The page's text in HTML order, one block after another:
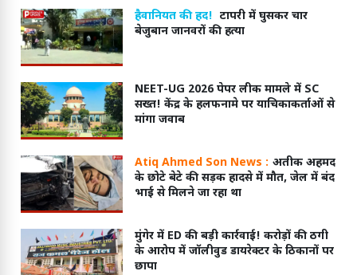
हैवानियत की हद! टापरी में घुसकर चार
बेजुबान जानवरों की हत्या
NEET-UG 2026 पेपर लीक मामले में SC
सख्त! केंद्र के हलफनामे पर याचिकाकर्ताओं से
मांगा जवाब
Atiq Ahmed Son News : अतीक अहमद
के छोटे बेटे की सड़क हादसे में मौत, जेल में बंद
भाई से मिलने जा रहा था
मुंगेर में ED की बड़ी कार्रवाई! करोड़ों की ठगी
के आरोप में जॉलीवुड डायरेक्टर के ठिकानों पर
छापा